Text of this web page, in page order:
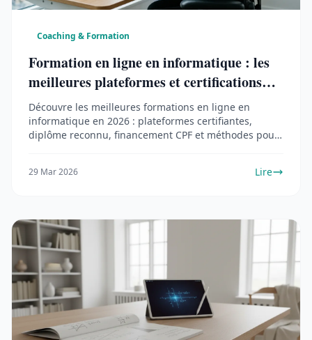
Coaching & Formation
Formation en ligne en informatique : les
meilleures plateformes et certifications
(2026)
Découvre les meilleures formations en ligne en
informatique en 2026 : plateformes certifiantes,
diplôme reconnu, financement CPF et méthodes pour
29 Mar 2026 Lire